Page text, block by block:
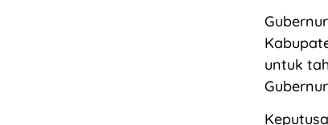
untuk